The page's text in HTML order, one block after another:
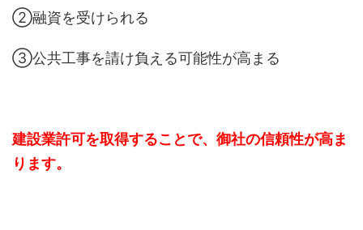
②融資を受けられる
③公共工事を請け負える可能性が高まる
建設業許可を取得することで、御社の信頼性が高ま
ります。